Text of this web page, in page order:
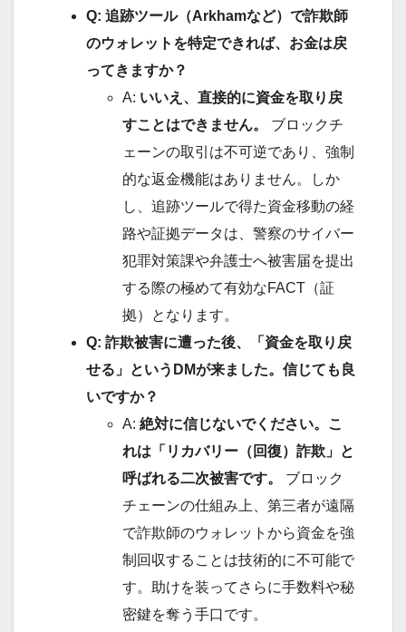
Q: 追跡ツール（Arkhamなど）で詐欺師
のウォレットを特定できれば、お金は戻
ってきますか？
A: いいえ、直接的に資金を取り戻
すことはできません。
ブロックチ
ェーンの取引は不可逆であり、強制
的な返金機能はありません。しか
し、追跡ツールで得た資金移動の経
路や証拠データは、警察のサイバー
犯罪対策課や弁護士へ被害届を提出
する際の極めて有効なFACT（証
拠）となります。
Q: 詐欺被害に遭った後、「資金を取り戻
せる」というDMが来ました。信じても良
いですか？
A: 絶対に信じないでください。こ
れは「リカバリー（回復）詐欺」と
呼ばれる二次被害です。
ブロック
チェーンの仕組み上、第三者が遠隔
で詐欺師のウォレットから資金を強
制回収することは技術的に不可能で
す。助けを装ってさらに手数料や秘
密鍵を奪う手口です。